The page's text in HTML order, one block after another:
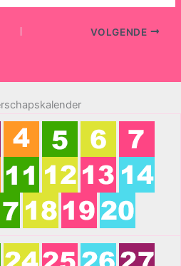
VOLGENDE